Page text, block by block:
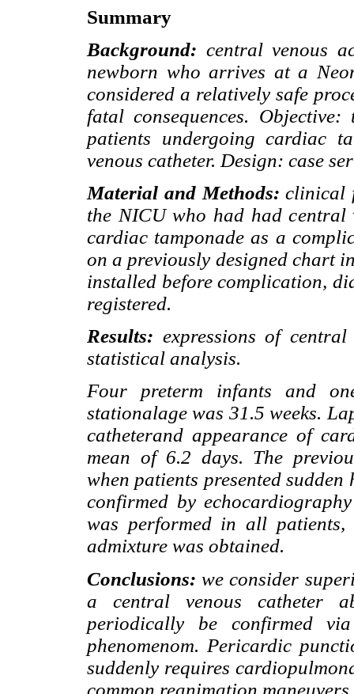
Summary
Background: central venous
newborn who arrives at a
considered a relatively safe
fatal consequences.
patients undergoing cardiac
venous catheter. Design: case
Material and Methods:clinical
the NICU who had had central
cardiac tamponade as a
on a previously designed chart
installed before complication,
registered.
Results: expressions of
statistical analysis.
Four preterm infants and
stationalage was 31.5 weeks.
catheterand appearance of
mean of 6.2 days. The
when patients presented
confirmed by
was performed in all
admixture was obtained.
Conclusions: we consider
a central venous catheter
periodically be confirmed
phenomenom. Pericardic
suddenly requires
common reanimation maneuvers.